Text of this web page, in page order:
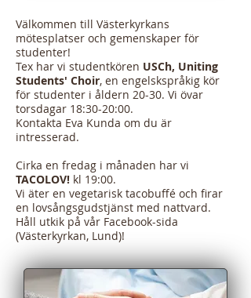
Välkommen till Västerkyrkans
mötesplatser och gemenskaper för
studenter!
Tex har vi studentkören USCh, Uniting
Students' Choir, en engelskspråkig kör
för studenter i åldern 20-30. Vi övar
torsdagar 18:30-20:00.
Kontakta Eva Kunda om du är
intresserad.
Cirka en fredag i månaden har vi
TACOLOV! kl 19:00.
Vi äter en vegetarisk tacobuffé och firar
en lovsångsgudstjänst med nattvard.
Håll utkik på vår Facebook-sida
(Västerkyrkan, Lund)!